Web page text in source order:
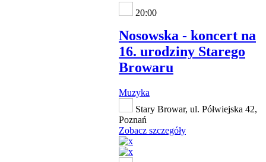
20:00
Nosowska - koncert na
16. urodziny Starego
Browaru
Muzyka
Stary Browar, ul. Półwiejska 42,
Poznań
Zobacz szczegóły